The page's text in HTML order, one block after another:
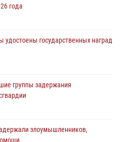
задержали
по горячим следам
года
государственных наград
группы задержания
злоумышленников,